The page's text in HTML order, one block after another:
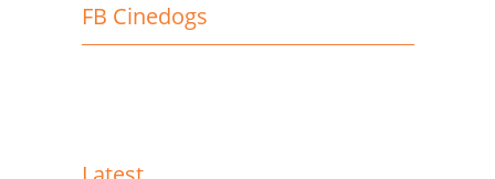
FB Cinedogs